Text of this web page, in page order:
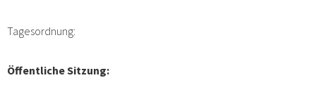
Tagesordnung:
Öffentliche Sitzung: